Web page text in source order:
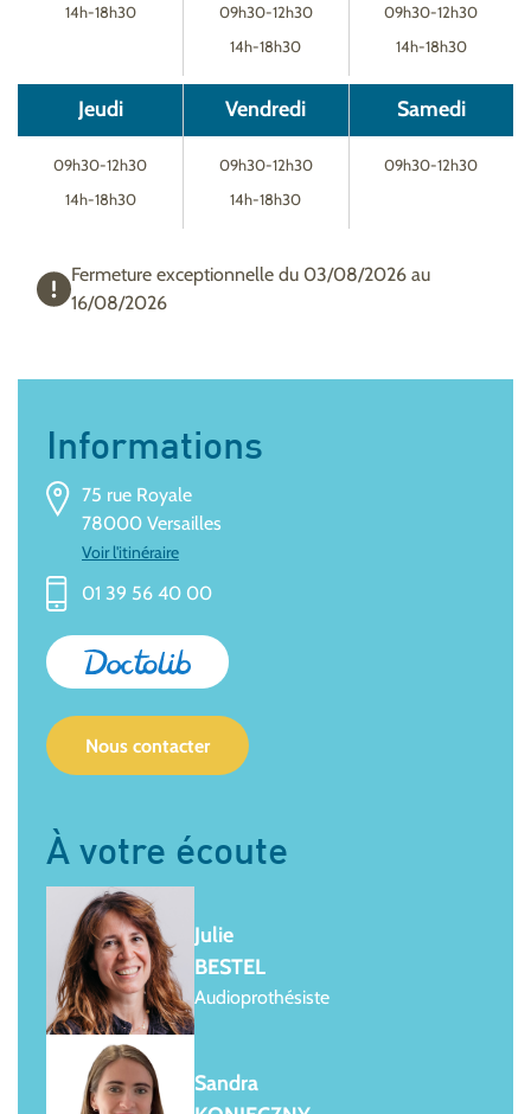
Informations
75 rue Royale
78000 Versailles
Voir l'itinéraire
01 39 56 40 00
Nous contacter
À votre écoute
Julie
BESTEL
Audioprothésiste
Sandra
14h-18h30
09h30-12h30
14h-18h30
09h30-12h30
14h-18h30
Jeudi
09h30-12h30
14h-18h30
Vendredi
09h30-12h30
14h-18h30
Samedi
09h30-12h30
Fermeture exceptionnelle du 03/08/2026 au
16/08/2026